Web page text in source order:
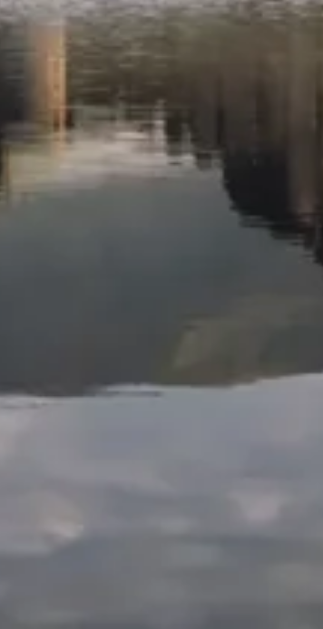
Cerca il tuo viaggio